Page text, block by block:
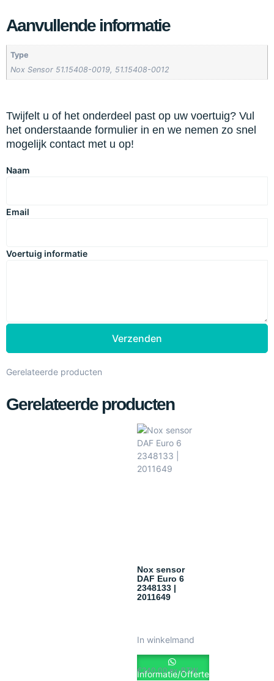
Aanvullende informatie
Type
Nox Sensor 51.15408-0019, 51.15408-0012
Twijfelt u of het onderdeel past op uw voertuig? Vul
het onderstaande formulier in en we nemen zo snel
mogelijk contact met u op!
Naam
Email
Voertuig informatie
Verzenden
Gerelateerde producten
Gerelateerde producten
Nox sensor
DAF Euro 6
2348133 |
2011649
€240.00 ex. BTW
In winkelmand
Informatie/Offerte